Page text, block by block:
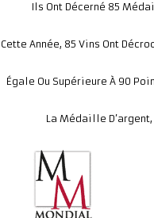
Ils Ont Décerné 85
Cette Année, 85 Vins Ont
Égale Ou Supérieure À 90
La Médaille